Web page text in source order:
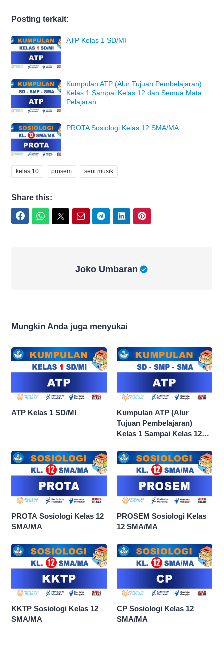
Posting terkait:
ATP Kelas 1 SD/MI
Kumpulan ATP (Alur Tujuan Pembelajaran)
Kelas 1 Sampai Kelas 12 dan Semua Mata
Pelajaran
PROTA Sosiologi Kelas 12 SMA/MA
kelas 10 prosem seni musik
Share this:
Joko Umbaran
Mungkin Anda juga menyukai
ATP Kelas 1 SD/MI
Kumpulan ATP (Alur
Tujuan Pembelajaran)
Kelas 1 Sampai Kelas 12
PROTA Sosiologi Kelas 12
SMA/MA
PROSEM Sosiologi Kelas
12 SMA/MA
KKTP Sosiologi Kelas 12
SMA/MA
CP Sosiologi Kelas 12
SMA/MA